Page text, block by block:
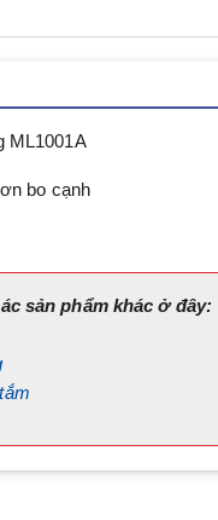
ML1001A
bo cạnh
sản phẩm khác ở đây: